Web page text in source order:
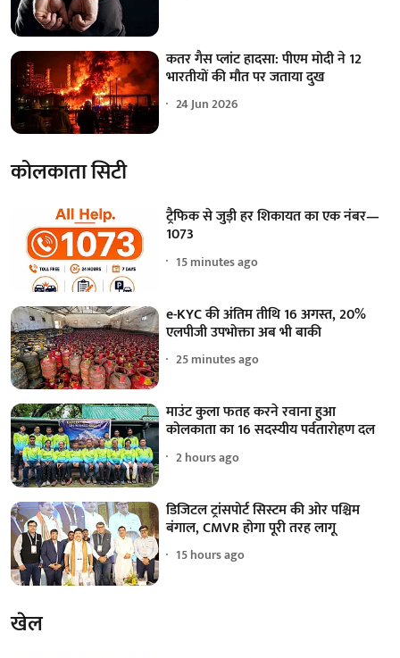
कतर गैस प्लांट हादसा: पीएम मोदी ने 12
भारतीयों की मौत पर जताया दुख
24 Jun 2026
कोलकाता सिटी
ट्रैफिक से जुड़ी हर शिकायत का एक नंबर—
1073
15 minutes ago
e-KYC की अंतिम तीथि 16 अगस्त, 20%
एलपीजी उपभोक्ता अब भी बाकी
25 minutes ago
माउंट कुला फतह करने रवाना हुआ
कोलकाता का 16 सदस्यीय पर्वतारोहण दल
2 hours ago
डिजिटल ट्रांसपोर्ट सिस्टम की ओर पश्चिम
बंगाल, CMVR होगा पूरी तरह लागू
15 hours ago
खेल